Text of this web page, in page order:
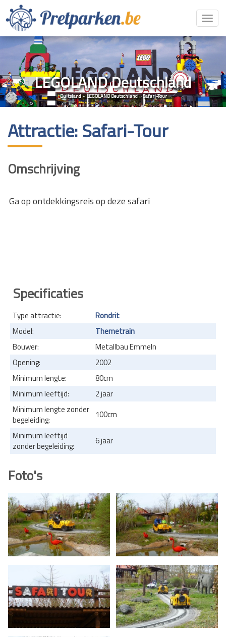
LEGOLAND Deutschland
Duitsland»LEGOLAND Deutschland»Safari-Tour
Attractie: Safari-Tour
Omschrijving
Ga op ontdekkingsreis op deze safari
Specificaties
Type attractie:
Rondrit
Model:
Themetrain
Bouwer:
Metallbau Emmeln
Opening:
2002
Minimum lengte:
80cm
Minimum leeftijd:
2 jaar
Minimum lengte zonder
begeleiding:
100cm
Minimum leeftijd
zonder begeleiding:
6 jaar
Foto's